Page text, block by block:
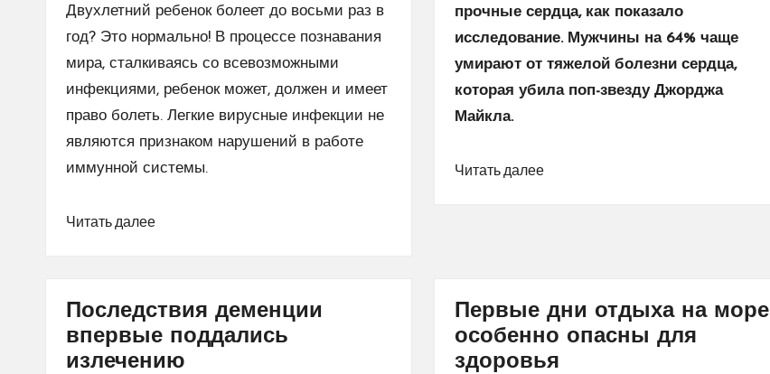
Двухлетний ребенок болеет до восьми раз в
год? Это нормально! В процессе познавания
мира, сталкиваясь со всевозможными
инфекциями, ребенок может, должен и имеет
право болеть. Легкие вирусные инфекции не
являются признаком нарушений в работе
иммунной системы.
Читать далее
прочные сердца, как показало
исследование. Мужчины на 64% чаще
умирают от тяжелой болезни сердца,
которая убила поп-звезду Джорджа
Майкла.
Читать далее
Последствия деменции
впервые поддались
излечению
Первые дни отдыха на море
особенно опасны для
здоровья